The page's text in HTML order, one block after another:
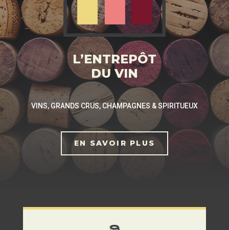
L’ENTREPÔT
DU VIN
VINS, GRANDS CRUS, CHAMPAGNES & SPIRITUEUX
EN SAVOIR PLUS